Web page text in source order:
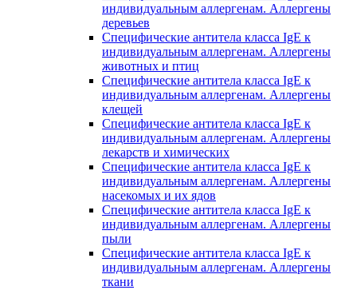
индивидуальным аллергенам. Аллергены
деревьев
Специфические антитела класса IgE к
индивидуальным аллергенам. Аллергены
животных и птиц
Специфические антитела класса IgE к
индивидуальным аллергенам. Аллергены
клещей
Специфические антитела класса IgE к
индивидуальным аллергенам. Аллергены
лекарств и химических
Специфические антитела класса IgE к
индивидуальным аллергенам. Аллергены
насекомых и их ядов
Специфические антитела класса IgE к
индивидуальным аллергенам. Аллергены
пыли
Специфические антитела класса IgE к
индивидуальным аллергенам. Аллергены
ткани